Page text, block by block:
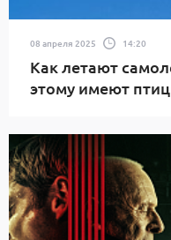
08 апреля 2025 14:20
Как летают
этому имеют